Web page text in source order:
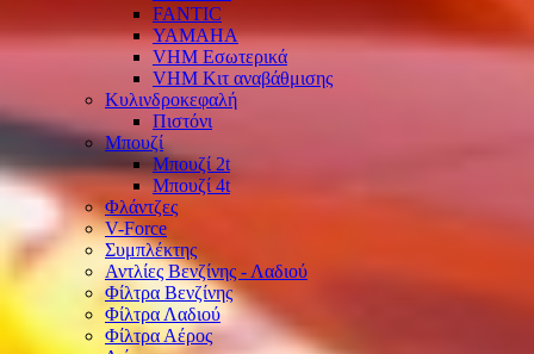
FANTIC
YAMAHA
VHM Εσωτερικά
VHM Κιτ αναβάθμισης
Κυλινδροκεφαλή
Πιστόνι
Μπουζί
Μπουζί 2t
Μπουζί 4t
Φλάντζες
V-Force
Συμπλέκτης
Αντλίες Βενζίνης - Λαδιού
Φίλτρα Βενζίνης
Φίλτρα Λαδιού
Φίλτρα Αέρος